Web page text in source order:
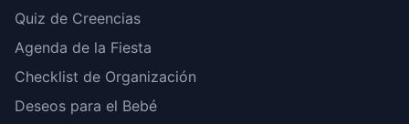
Quiz de Creencias
Agenda de la Fiesta
Checklist de Organización
Deseos para el Bebé